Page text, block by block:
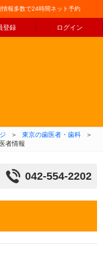
報多数で24時間ネット予約
登録 ログイン
ツへ移動
＞ 東京の歯医者・歯科
＞
者情報
042-554-2202